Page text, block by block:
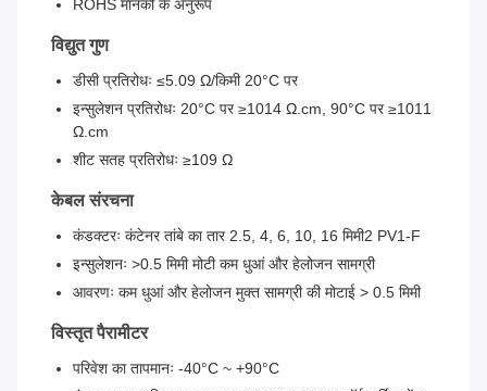
ROHS मानकों के अनुरूप
विद्युत गुण
डीसी प्रतिरोधः ≤5.09 Ω/किमी 20°C पर
इन्सुलेशन प्रतिरोधः 20°C पर ≥1014 Ω.cm, 90°C पर ≥1011
Ω.cm
शीट सतह प्रतिरोधः ≥109 Ω
केबल संरचना
कंडक्टरः कंटेनर तांबे का तार 2.5, 4, 6, 10, 16 मिमी2 PV1-F
इन्सुलेशनः >0.5 मिमी मोटी कम धुआं और हेलोजन सामग्री
आवरणः कम धुआं और हेलोजन मुक्त सामग्री की मोटाई > 0.5 मिमी
विस्तृत पैरामीटर
परिवेश का तापमानः -40°C ~ +90°C